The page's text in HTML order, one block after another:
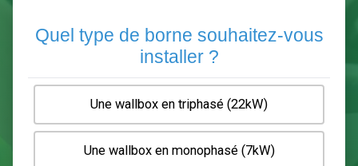
Gratuit, sans pub et sans engagement.
2 3 6
Quel type de borne souhaitez-
installer ?